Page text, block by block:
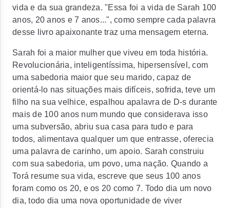
vida e da sua grandeza. "Essa foi a vida de Sarah 100
anos, 20 anos e 7 anos...", como sempre cada palavra
desse livro apaixonante traz uma mensagem eterna.
Sarah foi a maior mulher que viveu em toda história.
Revolucionária, inteligentíssima, hipersensível, com
uma sabedoria maior que seu marido, capaz de
orientá-lo nas situações mais difíceis, sofrida, teve um
filho na sua velhice, espalhou apalavra de D-s durante
mais de 100 anos num mundo que considerava isso
uma subversão, abriu sua casa para tudo e para
todos, alimentava qualquer um que entrasse, oferecia
uma palavra de carinho, um apoio. Sarah construiu
com sua sabedoria, um povo, uma nação. Quando a
Torá resume sua vida, escreve que seus 100 anos
foram como os 20, e os 20 como 7. Todo dia um novo
dia, todo dia uma nova oportunidade de viver